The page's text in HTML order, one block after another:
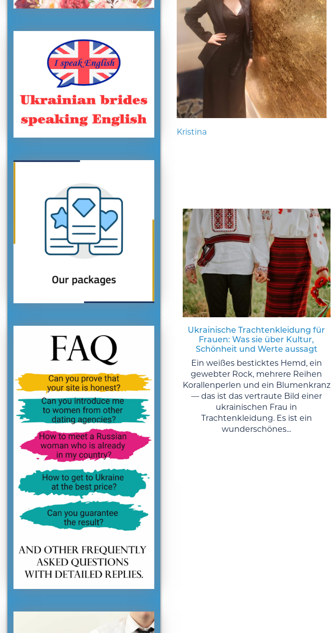
Kristina
Ukrainische Trachtenkleidung für
Frauen: Was sie über Kultur,
Schönheit und Werte aussagt
Ein weißes besticktes Hemd, ein
gewebter Rock, mehrere Reihen
Korallenperlen und ein Blumenkranz
— das ist das vertraute Bild einer
ukrainischen Frau in
Trachtenkleidung. Es ist ein
wunderschönes...